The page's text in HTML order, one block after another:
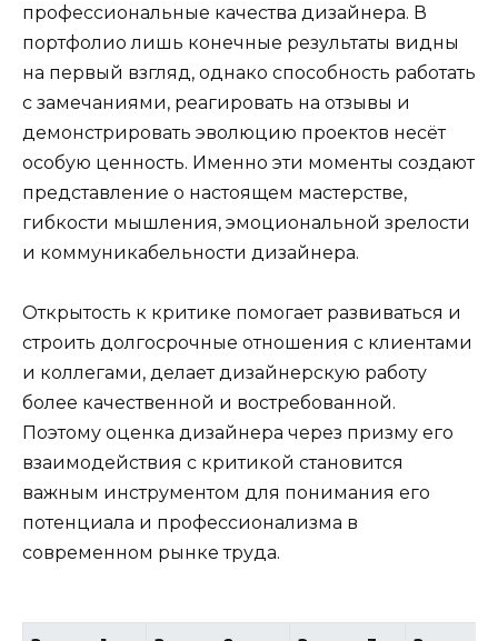
профессиональные качества дизайнера. В
портфолио лишь конечные результаты видны
на первый взгляд, однако способность работать
с замечаниями, реагировать на отзывы и
демонстрировать эволюцию проектов несёт
особую ценность. Именно эти моменты создают
представление о настоящем мастерстве,
гибкости мышления, эмоциональной зрелости
и коммуникабельности дизайнера.
Открытость к критике помогает развиваться и
строить долгосрочные отношения с клиентами
и коллегами, делает дизайнерскую работу
более качественной и востребованной.
Поэтому оценка дизайнера через призму его
взаимодействия с критикой становится
важным инструментом для понимания его
потенциала и профессионализма в
современном рынке труда.